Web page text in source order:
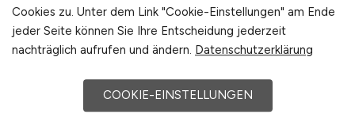
Sasol
Schwerpunkt-Gewerbegebiete sind
Cookies zu. Unter dem Link "Cookie-Einstellungen" am Ende
jeder Seite können Sie Ihre Entscheidung jederzeit
nachträglich aufrufen und ändern. Datenschutzerklärung
COOKIE-EINSTELLUNGEN